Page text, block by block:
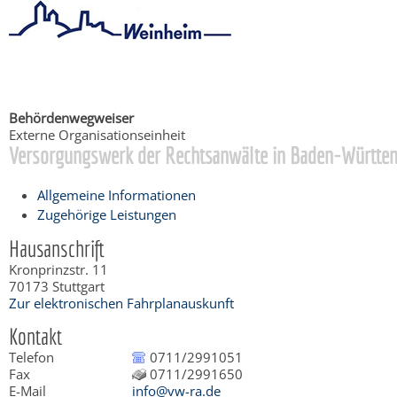
Behördenwegweiser
Externe Organisationseinheit
Versorgungswerk der Rechtsanwälte in Baden-
Allgemeine Informationen
Zugehörige Leistungen
Hausanschrift
Kronprinzstr. 11
70173 Stuttgart
Zur elektronischen Fahrplanauskunft
Kontakt
Telefon
0711/2991051
Fax
0711/2991650
E-Mail
info@vw-ra.de